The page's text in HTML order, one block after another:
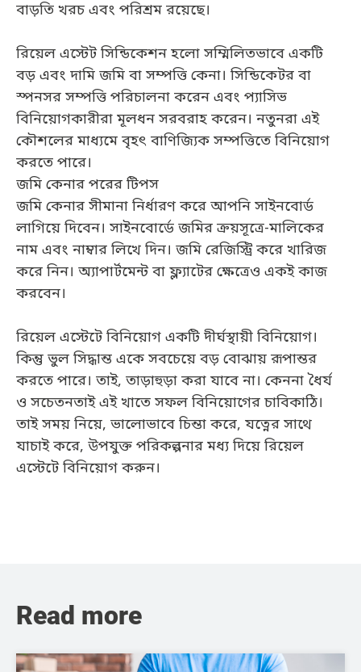
বাড়তি খরচ এবং পরিশ্রম রয়েছে।
রিয়েল এস্টেট সিন্ডিকেশন হলো সম্মিলিতভাবে একটি
বড় এবং দামি জমি বা সম্পত্তি কেনা। সিন্ডিকেটর বা
স্পনসর সম্পত্তি পরিচালনা করেন এবং প্যাসিভ
বিনিয়োগকারীরা মূলধন সরবরাহ করেন। নতুনরা এই
কৌশলের মাধ্যমে বৃহৎ বাণিজ্যিক সম্পত্তিতে বিনিয়োগ
করতে পারে।
জমি কেনার পরের টিপস
জমি কেনার সীমানা নির্ধারণ করে আপনি সাইনবোর্ড
লাগিয়ে দিবেন। সাইনবোর্ডে জমির ক্রয়সূত্রে-মালিকের
নাম এবং নাম্বার লিখে দিন। জমি রেজিস্ট্রি করে খারিজ
করে নিন। অ্যাপার্টমেন্ট বা ফ্ল্যাটের ক্ষেত্রেও একই কাজ
করবেন।
রিয়েল এস্টেটে বিনিয়োগ একটি দীর্ঘস্থায়ী বিনিয়োগ।
কিন্তু ভুল সিদ্ধান্ত একে সবচেয়ে বড় বোঝায় রূপান্তর
করতে পারে। তাই, তাড়াহুড়া করা যাবে না। কেননা ধৈর্য
ও সচেতনতাই এই খাতে সফল বিনিয়োগের চাবিকাঠি।
তাই সময় নিয়ে, ভালোভাবে চিন্তা করে, যত্নের সাথে
যাচাই করে, উপযুক্ত পরিকল্পনার মধ্য দিয়ে রিয়েল
এস্টেটে বিনিয়োগ করুন।
Read more